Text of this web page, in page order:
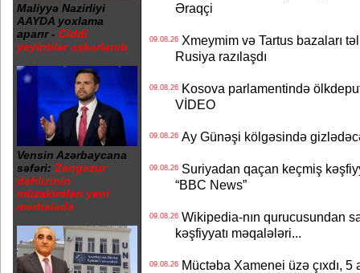
Maliyyə Nazirliyi
AAYDA yoxlama
aparır - Ciddi
yeyintilər aşkarlanıb
Vensin Azərbaycana
səfəri: Zəngəzur
dəhlizinin
müzakirələri yeni
mərhələdə
Əraqçi
09.08.26Xmeymim və Tartus bazaları
Rusiya razılaşdı
09.08.26Kosova parlamentində
VİDEO
09.08.26Ay Günəşi kölgəsində
09.08.26Suriyadan qaçan keçmiş
“BBC News”
09.08.26Wikipedia-nın qurucusundan
kəşfiyyatı məqalələri...
09.08.26Müctəba Xamenei üzə çıxdı, 5